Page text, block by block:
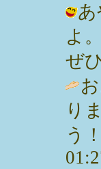
あ
よ
ぜ
り
う